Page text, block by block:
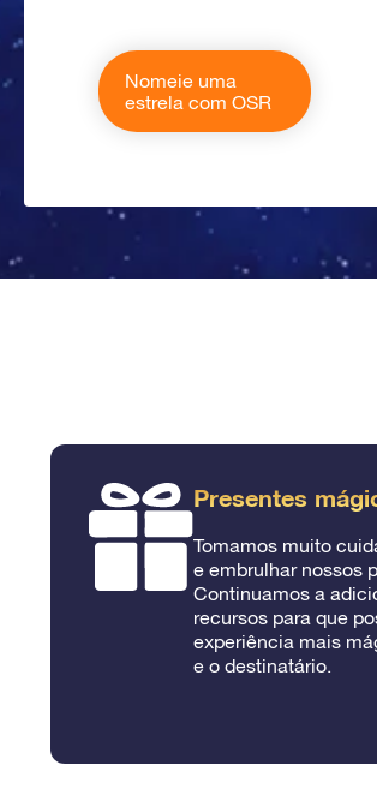
Nomeie uma
estrela com OSR
Presentes
Tomamos muito
e embrulhar nossos
Continuamos a
recursos para que
experiência mais
e o destinatário.